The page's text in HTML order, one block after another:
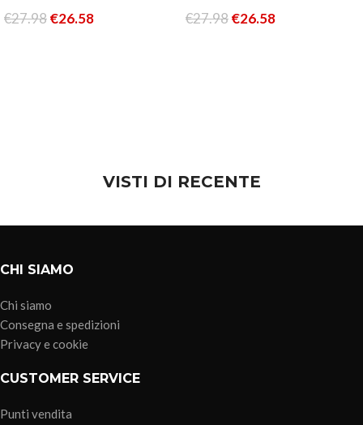
€27.98€26.58 €27.98€26.58
VISTI DI RECENTE
CHI SIAMO
Chi siamo
Consegna e spedizioni
Privacy e cookie
CUSTOMER SERVICE
Punti vendita